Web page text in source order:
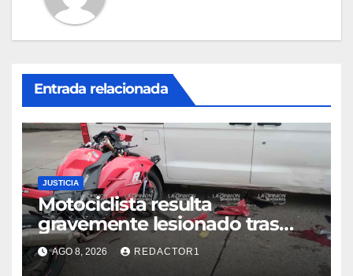
Entrada relacionada
JUSTICIA
Motociclista resulta
gravemente lesionado tras
choque en la colonia Ricardo
Flores Magón
AGO 8, 2026 REDACTOR1